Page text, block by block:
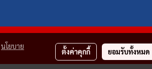
นโยบาย
ตั้งค่าคุกกี้ ยอมรับทั้งหมด